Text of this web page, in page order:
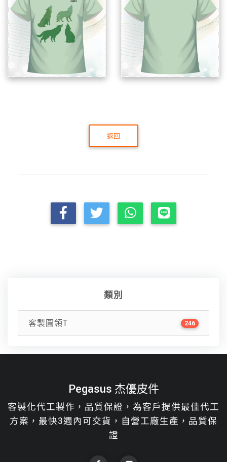
返回
類別
客製圓領T 246
Pegasus 杰優皮件
客製化代工製作，品質保證，為客戶提供最佳代工
方案，最快3週內可交貨，自營工廠生產，品質保
證